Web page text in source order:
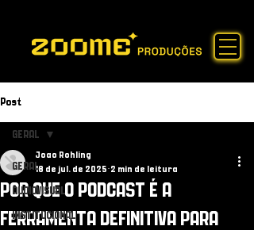
Post
GERAL
AUDIOVISUAL
INSTITUCIONAL
GERAL
POR QUE O PODCAST É A
FERRAMENTA DEFINITIVA PARA
Joao Rohling
18 de jul. de 2025 2 min de leitura